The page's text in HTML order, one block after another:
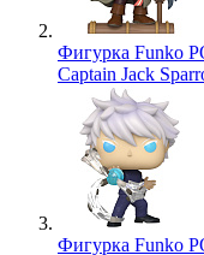
Фигурка Funko
Captain Jack
Фигурка Funko